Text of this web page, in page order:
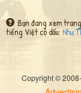
Bạn đang xem
tiếng Việt có dấu: Như
Copyright ©